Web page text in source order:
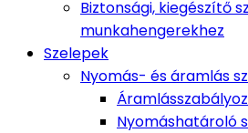
Biztonsági, kiegészítő
munkahengerekhez
Szelepek
Nyomás- és áramlás
Nyomáshatároló